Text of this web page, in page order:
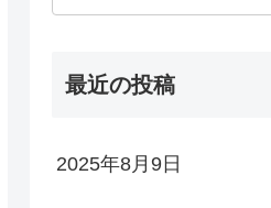
最近の投稿
2025年8月9日